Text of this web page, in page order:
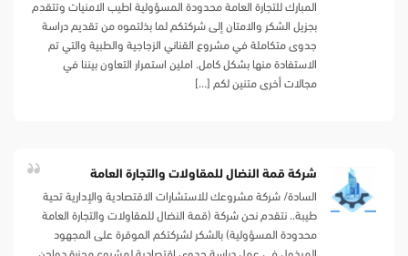
المبارك للتجارة العامة محدودة المسؤولية اطيب الامنيات وتتقدم
بجزيل الشكر والامتان إلى شركتكم لما بذلتموه من تقديم دراسة
جدوى متكاملة في مشروع القناني الزجاجية والطبية والتي تم
الاستفادة منها بشكل كامل. املين استمرار التعاون بيننا في
مجالات أخرى متنين لكم […]
شركة قمة النضال للمقاولات والتجارة العامة
السادة/ شركة مشروعك للاستشارات الاقتصادية والإدارية تحية
طيبة.. نتقدم نحن شركة (قمة النضال للمقاولات والتجارة العامة
محدودة المسؤولية) بالشكر لشركتكم الموقرة على المجهود